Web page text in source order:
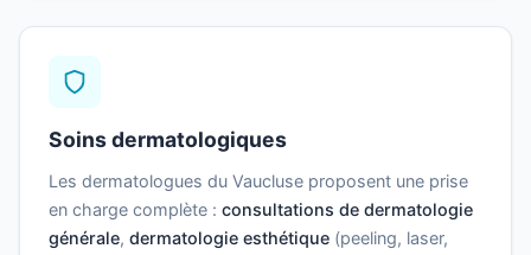
Soins dermatologiques
Les dermatologues du Vaucluse proposent une prise
en charge complète : consultations de dermatologie
générale, dermatologie esthétique (peeling, laser,